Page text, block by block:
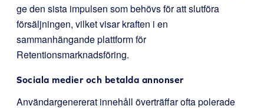
ge den sista impulsen som behövs för att slutföra
försäljningen, vilket visar kraften i en
sammanhängande plattform för
Retentionsmarknadsföring.
Sociala medier och betalda annonser
Användargenererat innehåll överträffar ofta polerade